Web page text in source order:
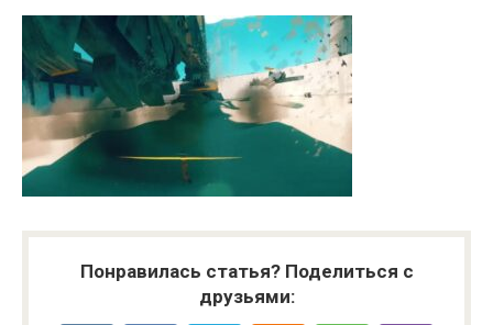
Понравилась статья? Поделиться с
друзьями: